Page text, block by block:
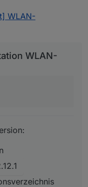
[✓]
bei Gateways
#71
WLAN-
WLAN-